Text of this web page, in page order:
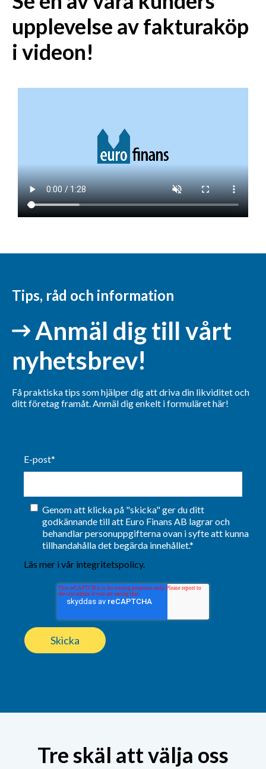
upplevelse av fakturaköp
i videon!
Tips, råd och information
Anmäl dig till vårt
nyhetsbrev!
Få praktiska tips som hjälper dig att driva din likviditet och
ditt företag framåt. Anmäl dig enkelt i formuläret här!
E-post*
Genom att klicka på "skicka" ger du ditt
godkännande till att Euro Finans AB lagrar och
behandlar personuppgifterna ovan i syfte att kunna
tillhandahålla det begärda innehållet.*
Läs mer i vår integritetspolicy.
Tre skäl att välja oss